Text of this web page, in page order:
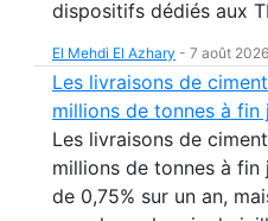
dispositifs dédiés aux
El Mehdi El Azhary - 7 août 2026
Les livraisons de
millions de tonnes à fin
Les livraisons de
millions de tonnes à
de 0,75% sur un an,